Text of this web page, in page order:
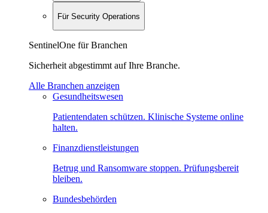
Für Security Operations
SentinelOne für Branchen
Sicherheit abgestimmt auf Ihre Branche.
Alle Branchen anzeigen
Gesundheitswesen
Patientendaten schützen. Klinische Systeme online
halten.
Finanzdienstleistungen
Betrug und Ransomware stoppen. Prüfungsbereit
bleiben.
Bundesbehörden